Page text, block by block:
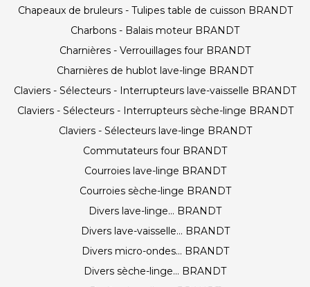
Chapeaux de bruleurs - Tulipes table de cuisson BRANDT
Charbons - Balais moteur BRANDT
Charnières - Verrouillages four BRANDT
Charnières de hublot lave-linge BRANDT
Claviers - Sélecteurs - Interrupteurs lave-vaisselle BRANDT
Claviers - Sélecteurs - Interrupteurs sèche-linge BRANDT
Claviers - Sélecteurs lave-linge BRANDT
Commutateurs four BRANDT
Courroies lave-linge BRANDT
Courroies sèche-linge BRANDT
Divers lave-linge... BRANDT
Divers lave-vaisselle... BRANDT
Divers micro-ondes... BRANDT
Divers sèche-linge... BRANDT